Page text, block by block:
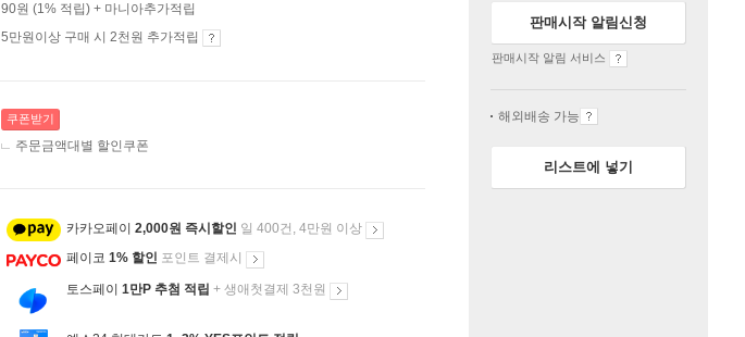
90원 (1% 적립) + 마니아추가적립
5만원이상 구매 시 2천원 추가적립
쿠폰받기
주문금액대별 할인쿠폰
카카오페이 2,000원 즉시할인 일 400건, 4만원 이상
페이코 1% 할인 포인트 결제시
토스페이 1만P 추첨 적립 + 생애첫결제 3천원
판매시작 알림신청
판매시작 알림 서비스
해외배송 가능
리스트에 넣기